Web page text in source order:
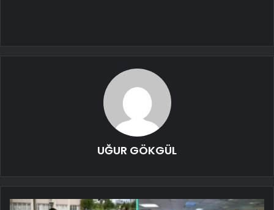
UĞUR GÖKGÜL